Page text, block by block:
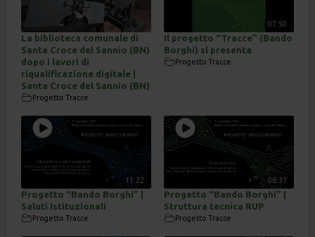
La biblioteca comunale di
Santa Croce del Sannio (BN)
dopo i lavori di
riqualificazione digitale |
Santa Croce del Sannio (BN)
Progetto Tracce
07:50
Il progetto “Tracce” (Bando
Borghi) si presenta
Progetto Tracce
11:22
Progetto “Bando Borghi” |
Saluti Istituzionali
Progetto Tracce
06:37
Progetto “Bando Borghi” |
Struttura tecnica RUP
Progetto Tracce